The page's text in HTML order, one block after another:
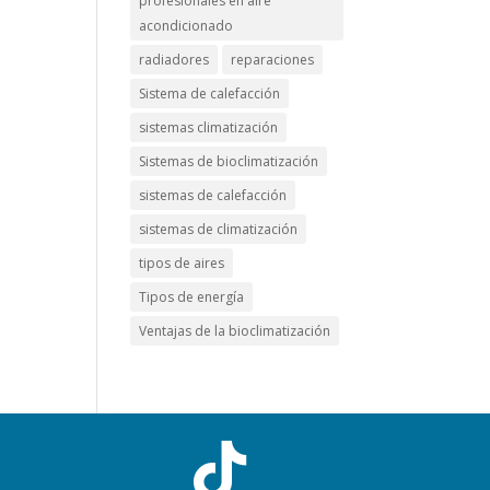
acondicionado
radiadores
reparaciones
Sistema de calefacción
sistemas climatización
Sistemas de bioclimatización
sistemas de calefacción
sistemas de climatización
tipos de aires
Tipos de energía
Ventajas de la bioclimatización
